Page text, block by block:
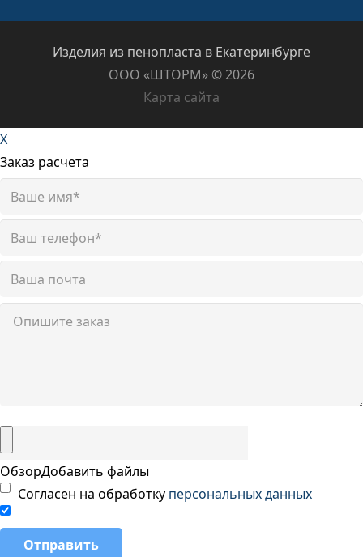
Изделия из пенопласта в Екатеринбурге
ООО «ШТОРМ» ©️ 2026
Карта сайта
X
Заказ расчета
ОбзорДобавить файлы
Согласен на обработку персональных данных